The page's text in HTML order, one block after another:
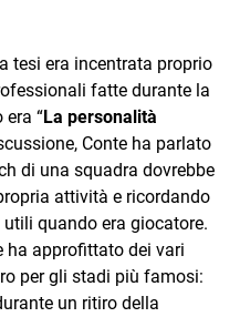
tesi era incentrata proprio
fatte durante la
“La personalità
Conte ha parlato
di una squadra dovrebbe
attività e ricordando
quando era giocatore.
ha approfittato dei vari
per gli stadi più famosi:
un ritiro della